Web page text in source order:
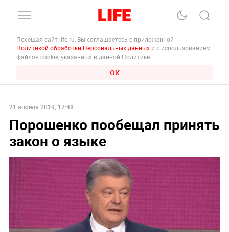
Посещая сайт life.ru, Вы соглашаетесь с приложенной
Политикой обработки Персональных данных и с использованием
файлов cookie, указанных в данной Политике.
ОК
21 апреля 2019, 17:48
Порошенко пообещал принять
закон о языке